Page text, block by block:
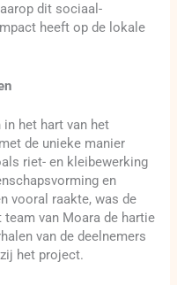
dit sociaal-
heeft op de lokale
het hart van het
de unieke manier
riet- en kleibewerking
en
vooral raakte, was de
van Moara de hartie
van de deelnemers
het project.